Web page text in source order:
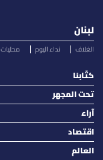
لبنان
الغلاف نداء اليوم محليات
كتّابنا
تحت المجهر
آراء
اقتصاد
العالم